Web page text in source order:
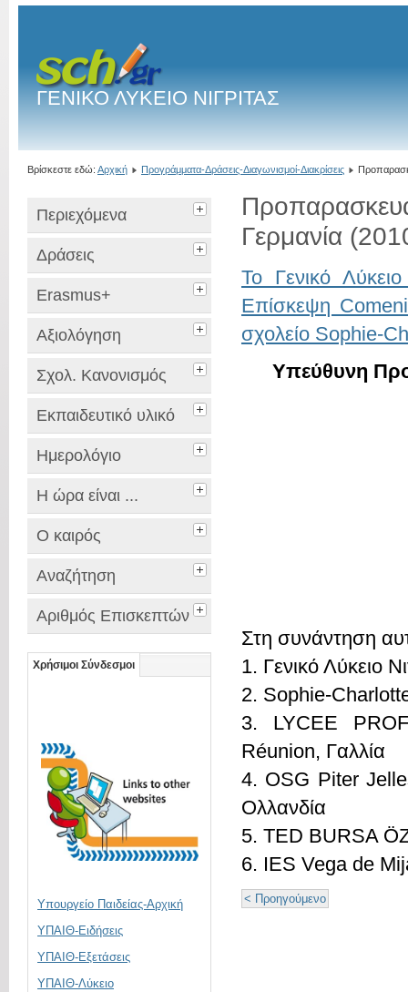
ΓΕΝΙΚΟ ΛΥΚΕΙΟ ΝΙΓΡΙΤΑΣ
Βρίσκεστε εδώ: Αρχική Προγράμματα-Δράσεις-Διαγωνισμοί-Διακρίσεις
Περιεχόμενα
Δράσεις
Erasmus+
Αξιολόγηση
Σχολ. Κανονισμός
Εκπαιδευτικό υλικό
Ημερολόγιο
Η ώρα είναι ...
Ο καιρός
Αναζήτηση
Αριθμός Επισκεπτών
Χρήσιμοι Σύνδεσμοι
Υπουργείο Παιδείας-Αρχική
ΥΠΑΙΘ-Ειδήσεις
ΥΠΑΙΘ-Εξετάσεις
ΥΠΑΙΘ-Λύκειο
Γερμανία
Το Γενικό
Επίσκεψη
σχολείο Sophie-
Υπεύθυνη
Στη συνάντηση
1. Γενικό Λύκειο
2. Sophie-
3. LYCEE
Réunion, Γαλλία
4. OSG Piter
Ολλανδία
5. TED BURSA
6. IES Vega de
< Προηγούμενο